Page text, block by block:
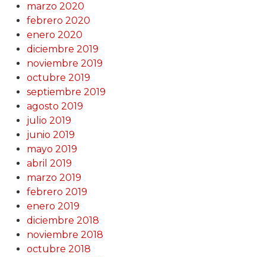
marzo 2020
febrero 2020
enero 2020
diciembre 2019
noviembre 2019
octubre 2019
septiembre 2019
agosto 2019
julio 2019
junio 2019
mayo 2019
abril 2019
marzo 2019
febrero 2019
enero 2019
diciembre 2018
noviembre 2018
octubre 2018